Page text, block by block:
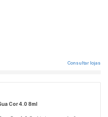
Consultar lojas
Cor 4.0 8ml